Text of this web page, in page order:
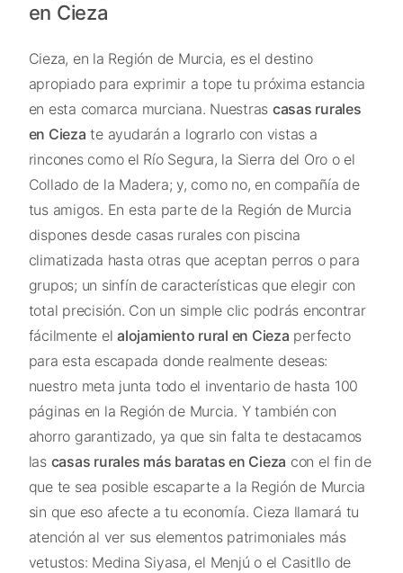
en Cieza
Cieza, en la Región de Murcia, es el destino
apropiado para exprimir a tope tu próxima estancia
en esta comarca murciana. Nuestras casas rurales
en Cieza te ayudarán a lograrlo con vistas a
rincones como el Río Segura, la Sierra del Oro o el
Collado de la Madera; y, como no, en compañía de
tus amigos. En esta parte de la Región de Murcia
dispones desde casas rurales con piscina
climatizada hasta otras que aceptan perros o para
grupos; un sinfín de características que elegir con
total precisión. Con un simple clic podrás encontrar
fácilmente el alojamiento rural en Cieza perfecto
para esta escapada donde realmente deseas:
nuestro meta junta todo el inventario de hasta 100
páginas en la Región de Murcia. Y también con
ahorro garantizado, ya que sin falta te destacamos
las casas rurales más baratas en Cieza con el fin de
que te sea posible escaparte a la Región de Murcia
sin que eso afecte a tu economía. Cieza llamará tu
atención al ver sus elementos patrimoniales más
vetustos: Medina Siyasa, el Menjú o el Casitllo de